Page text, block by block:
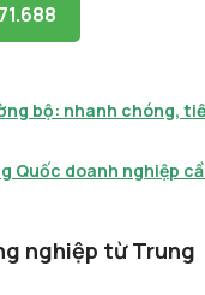
bộ: nhanh chóng,
Quốc doanh nghiệp
nghiệp từ Trung